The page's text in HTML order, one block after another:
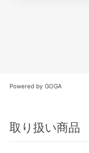
Powered by GOGA
取り扱い商品